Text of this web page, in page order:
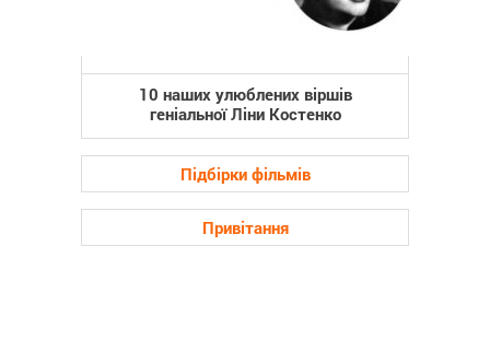
10 наших улюблених віршів
геніальної Ліни Костенко
Підбірки фільмів
Привітання